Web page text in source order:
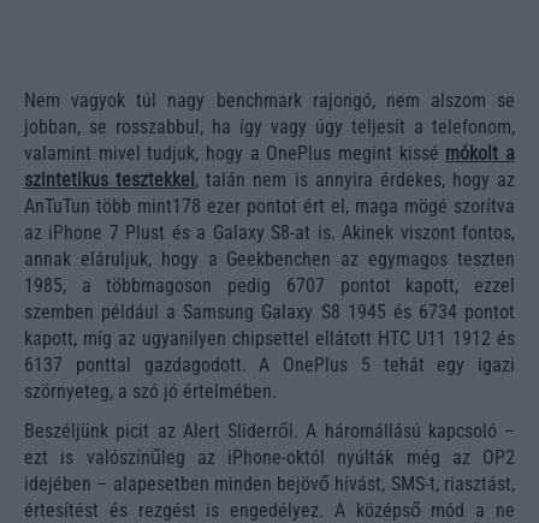
Nem vagyok túl nagy benchmark rajongó, nem alszom se
jobban, se rosszabbul, ha így vagy úgy teljesít a telefonom,
valamint mivel tudjuk, hogy a OnePlus megint kissé mókolt a
szintetikus tesztekkel , talán nem is annyira érdekes, hogy az
AnTuTun több mint178 ezer pontot ért el, maga mögé szorítva
az iPhone 7 Plust és a Galaxy S8-at is. Akinek viszont fontos,
annak eláruljuk, hogy a Geekbenchen az egymagos teszten
1985, a többmagoson pedig 6707 pontot kapott, ezzel
szemben például a Samsung Galaxy S8 1945 és 6734 pontot
kapott, míg az ugyanilyen chipsettel ellátott HTC U11 1912 és
6137 ponttal gazdagodott. A OnePlus 5 tehát egy igazi
szörnyeteg, a szó jó értelmében.
Beszéljünk picit az Alert Sliderről. A háromállású kapcsoló –
ezt is valószínűleg az iPhone-októl nyúlták még az OP2
idejében – alapesetben minden bejövő hívást, SMS-t, riasztást,
értesítést és rezgést is engedélyez. A középső mód a ne